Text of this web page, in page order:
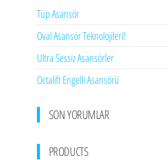
Tüp Asansör
Oval Asansör Teknolojileri!
Ultra Sessiz Asansörler
Octalift Engelli Asansörü
SON YORUMLAR
PRODUCTS